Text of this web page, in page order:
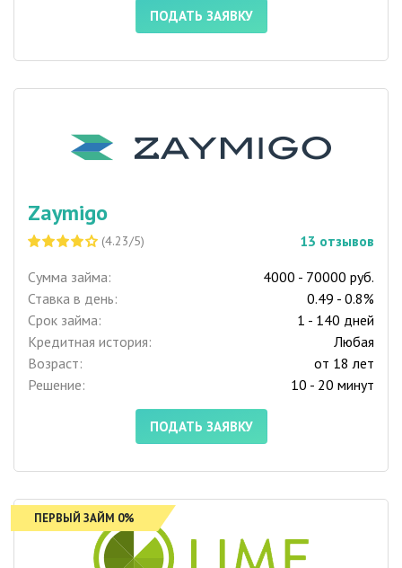
ПОДАТЬ ЗАЯВКУ
Zaymigo
(4.23/5) 13 отзывов
Сумма займа:
4000 - 70000 руб.
Ставка в день:
0.49 - 0.8%
Срок займа:
1 - 140 дней
Кредитная история:
Любая
Возраст:
от 18 лет
Решение:
10 - 20 минут
ПОДАТЬ ЗАЯВКУ
ПЕРВЫЙ ЗАЙМ 0%